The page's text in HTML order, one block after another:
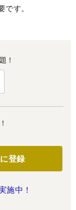
す。
！
登録
施中！